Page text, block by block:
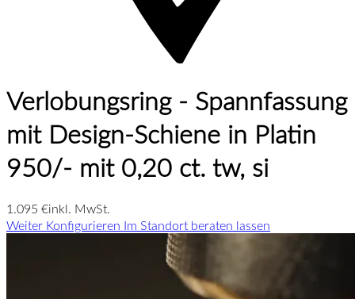
Verlobungsring - Spannfassung
mit Design-Schiene in Platin
950/- mit 0,20 ct. tw, si
1.095 €inkl. MwSt.
Weiter Konfigurieren Im Standort beraten lassen